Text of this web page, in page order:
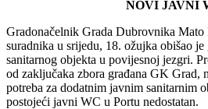
NOVI JAVNI
Gradonačelnik Grada Dubrovnika
suradnika u srijedu, 18. ožujka obišao
sanitarnog objekta u povijesnoj jezgri.
od zaključaka zbora građana GK Grad,
potreba za dodatnim javnim sanitarnim
postojeći javni WC u Portu nedostatan.